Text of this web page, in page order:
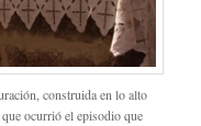
construida en lo alto
ocurrió el episodio que